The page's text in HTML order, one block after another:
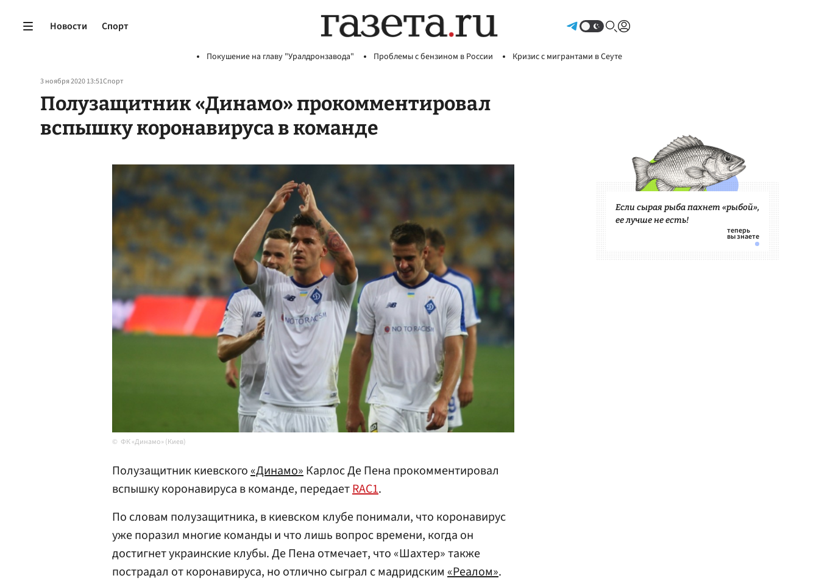
Новости Спорт
Покушение на главу "Уралдронзавода" Проблемы с бензином в России Кризис с мигрантами в Сеуте
3 ноября 2020 13:51Спорт
Полузащитник «Динамо» прокомментировал
вспышку коронавируса в команде
ФК «Динамо» (Киев)
Полузащитник киевского«Динамо»Карлос Де Пена прокомментировал
вспышку коронавируса в команде, передаетRAC1.
По словам полузащитника, в киевском клубе понимали, что коронавирус
уже поразил многие команды и что лишь вопрос времени, когда он
достигнет украинские клубы. Де Пена отмечает, что «Шахтер» также
пострадал от коронавируса, но отлично сыграл с мадридским «Реалом».
Если сырая рыба пахнет «рыбой»,
ее лучше не есть!